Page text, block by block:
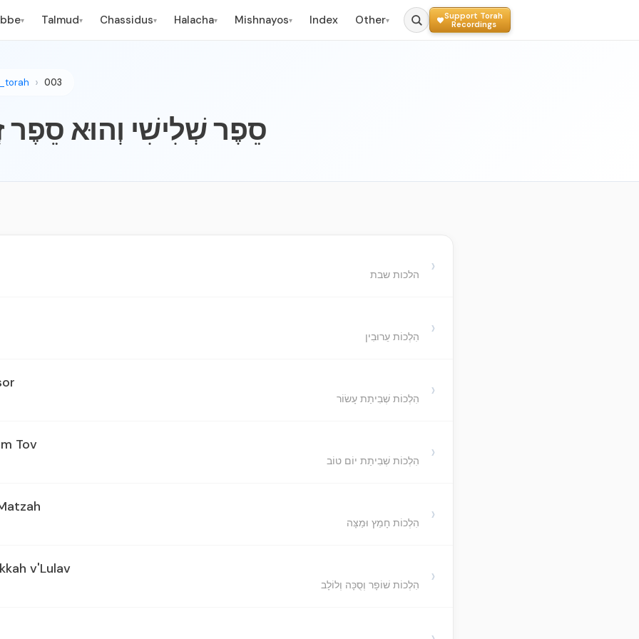
▾ Talmud▾ Chassidus▾ Halacha▾ Mishnayos▾ Index Other▾
Support Torah
Recordings
003
003 - סֵפֶר שְׁלִישִׁי וְהוּא
הלכות שבת ›
הִלְכוֹת עֵרוּבִין ›
הִלְכוֹת שְׁבִיתַת עָשׂוֹר ›
Tov
הִלְכוֹת שְׁבִיתַת יוֹם טוֹב ›
הִלְכוֹת חָמֵץ וּמַצָּה ›
v'Lulav
הִלְכוֹת שׁוֹפָר וְסֻכָּה וְלוֹלָב ›